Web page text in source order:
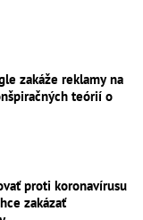
zakáže reklamy na
teórií o
proti koronavírusu
zakázať